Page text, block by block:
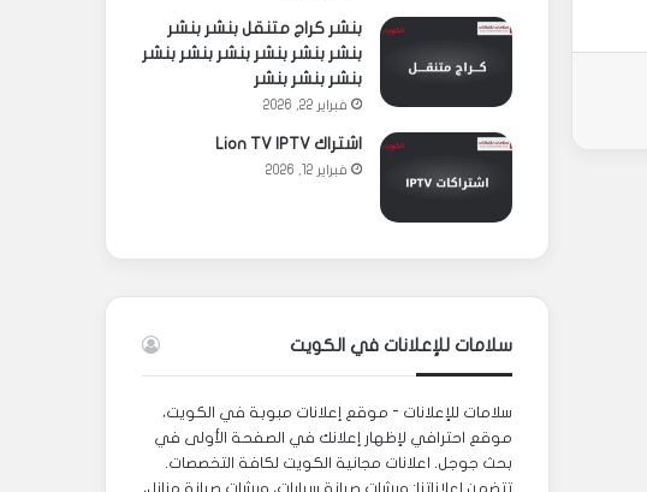
بنشر كراج متنقل بنشر بنشر
بنشر بنشر بنشر بنشر بنشر بنشر
بنشر بنشر بنشر
فبراير 22, 2026
اشتراك Lion TV IPTV
فبراير 12, 2026
سلامات للإعلانات في الكويت
سلامات للإعلانات - موقع إعلانات مبوبة في الكويت،
موقع احترافي لإظهار إعلانك في الصفحة الأولى في
بحث جوجل. اعلانات مجانية الكويت لكافة التخصصات.
تتضمن إعلاناتنا: ورشات صيانة سيارات، ورشات صيانة منازل،